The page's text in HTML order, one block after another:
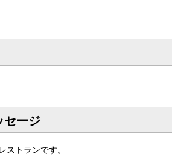
セージ
ストランです。